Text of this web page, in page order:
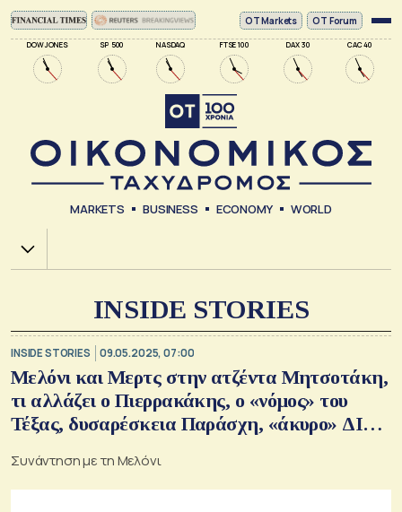
DOW JONES SP 500 NASDAQ FTSE 100 DAX 30 CAC 40
ΟΤ Markets OT Forum
MARKETS BUSINESS ECONOMY WORLD
Χ.Α.
INSIDE STORIES
INSIDE STORIES 09.05.2025, 07:00
Μελόνι και Μερτς στην ατζέντα Μητσοτάκη,
τι αλλάζει ο Πιερρακάκης, ο «νόμος» του
Τέξας, δυσαρέσκεια Παράσχη, «άκυρο» ΔΙΣ
στην ΕΤΕ
Συνάντηση με τη Μελόνι